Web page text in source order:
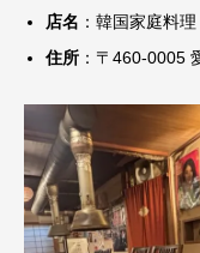
店名 ：韓国家庭料
住所 ：〒460-0005